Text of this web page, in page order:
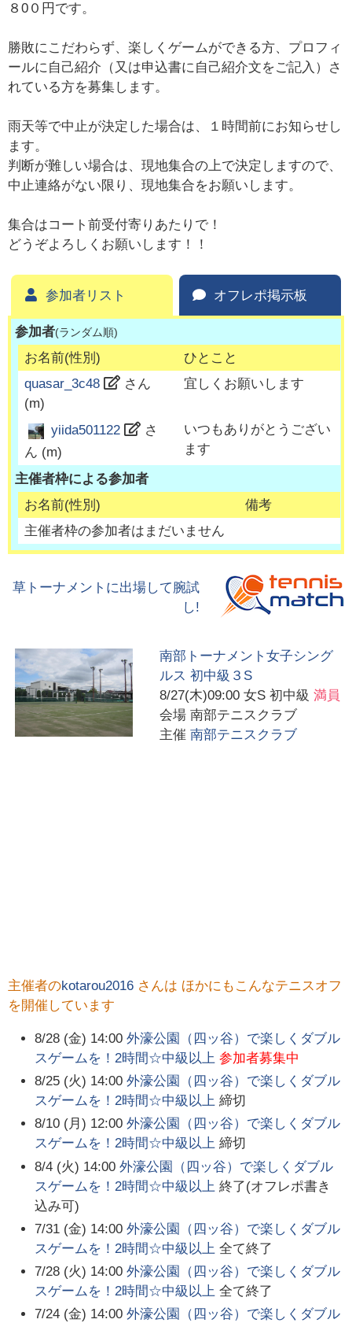
８0０円です。
勝敗にこだわらず、楽しくゲームができる方、プロフィ
ールに自己紹介（又は申込書に自己紹介文をご記入）さ
れている方を募集します。
雨天等で中止が決定した場合は、１時間前にお知らせし
ます。
判断が難しい場合は、現地集合の上で決定しますので、
中止連絡がない限り、現地集合をお願いします。
集合はコート前受付寄りあたりで！
どうぞよろしくお願いします！！
参加者リスト オフレポ掲示板
参加者(ランダム順)
お名前(性別)
ひとこと
quasar_3c48
さん
(m)
宜しくお願いします
yiida501122
さ
ん (m)
いつもありがとうござい
ます
主催者枠による参加者
お名前(性別)
備考
主催者枠の参加者はまだいません
草トーナメントに出場して腕試
し!
南部トーナメント女子シング
ルス 初中級３S
8/27(木)09:00 女S 初中級 満員
会場 南部テニスクラブ
主催 南部テニスクラブ
主催者のkotarou2016 さんは ほかにもこんなテニスオフ
を開催しています
8/28 (金) 14:00 外濠公園（四ッ谷）で楽しくダブル
スゲームを！2時間☆中級以上 参加者募集中
8/25 (火) 14:00 外濠公園（四ッ谷）で楽しくダブル
スゲームを！2時間☆中級以上 締切
8/10 (月) 12:00 外濠公園（四ッ谷）で楽しくダブル
スゲームを！2時間☆中級以上 締切
8/4 (火) 14:00 外濠公園（四ッ谷）で楽しくダブル
スゲームを！2時間☆中級以上 終了(オフレポ書き
込み可)
7/31 (金) 14:00 外濠公園（四ッ谷）で楽しくダブル
スゲームを！2時間☆中級以上 全て終了
7/28 (火) 14:00 外濠公園（四ッ谷）で楽しくダブル
スゲームを！2時間☆中級以上 全て終了
7/24 (金) 14:00 外濠公園（四ッ谷）で楽しくダブル